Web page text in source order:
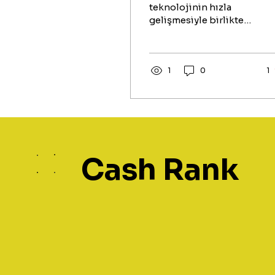
teknolojinin hızla
gelişmesiyle birlikte
yöntemler de büyük
Artık cüzdan taşımak,
yerine, akıllı
telefonlarımız
1 0 1
Cash Rank